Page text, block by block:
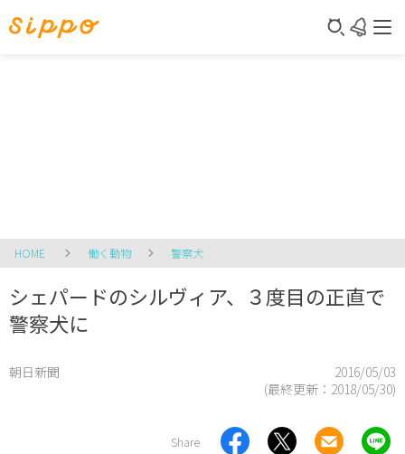
HOME 働く動物 警察犬
シェパードのシルヴィア、３度目の正直で
警察犬に
朝日新聞
2016/05/03
(最終更新： 2018/05/30)
Share